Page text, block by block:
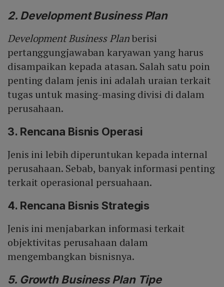
2. Development Business Plan
Development Business Planberisi
pertanggungjawaban karyawan yang harus
disampaikan kepada atasan. Salah satu poin
penting dalam jenis ini adalah uraian terkait
tugas untuk masing-masing divisi di dalam
perusahaan.
3. Rencana Bisnis Operasi
Jenis ini lebih diperuntukan kepada internal
perusahaan. Sebab, banyak informasi penting
terkait operasional persuahaan.
4. Rencana Bisnis Strategis
Jenis ini menjabarkan informasi terkait
objektivitas perusahaan dalam
mengembangkan bisnisnya.
5. Growth Business Plan Tipe